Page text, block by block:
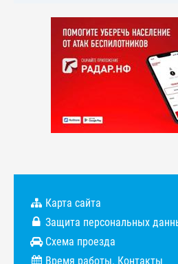
Карта сайта
Защита персональных
Схема проезда
Время работы. Контакты